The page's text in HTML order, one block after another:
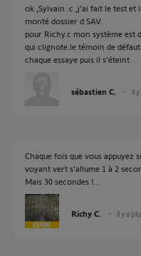
ok ,Sylvain .c ,j'ai fait le test et
monté dossier d SAV.
pour Richy.c mon système est
qui clignote.le témoin de
chaque essaye puis il s'éteint.
sébastien C. il
Chaque fois que vous appuyez
voyant vert s'allume 1 à 2
Mais 30 secondes !...
Richy C. il y a